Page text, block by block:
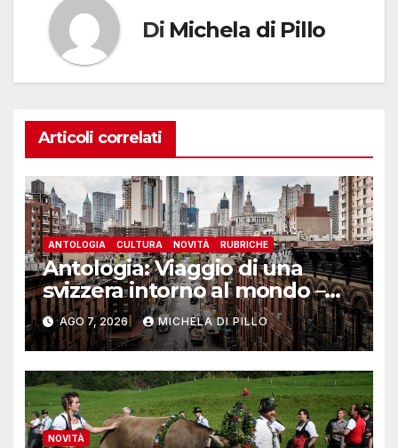
Di Michela di Pillo
Articoli correlati
ANTOLOGIA CULTURA NOVITÀ RUBRICHE
Antologia: Viaggio di una
svizzera intorno al mondo –
Yosemite
AGO 7, 2026 MICHELA DI PILLO
NOVITÀ